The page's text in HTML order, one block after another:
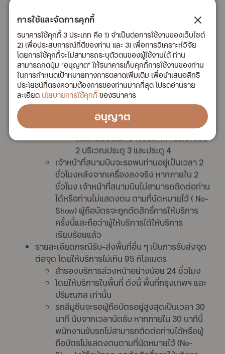
นครชัยศรี และ อำเภอพุทธมณฑล และ จ.
สมุทรสงคราม เท่านั้น
จุดนัดพบ
สนามบินดอนเมือง เที่ยวบินในประเทศ :
บริเวณ Airport information Counter
อาคาร 2 ชั้น G ประตู 11
สนามบินดอมเมือง เที่ยวบินระหว่าง
ประเทศ : บริเวณอาคาร 1 ชั้น G ประตู 5-
สนามบินสุวรรณภูมิ เที่ยวบินในประเทศ
และเที่ยวบินระหว่างประเทศ : บริเวณชั้น
2 บริเวณประตู 3 และประตู 4
เจ้าหน้าที่สนามบินจะรอพบท่านอยู่เป็นเวลา 2
ชั่วโมงหลังจากเครื่องลงจริง หากภายใน 2
ชั่วโมง เจ้าหน้าที่สนามบินไม่สามารถติดต่อท่าน
ได้หรือท่านไม่แสดงตน ตามที่นัดหมายไว้ ( No-
Show) ผู้ถือบัตรจะถูกตัดสิทธิ์การให้บริการ
ครั้งนี้และถือว่าผู้ให้บริการได้ให้บริการ
เรียบร้อยแล้ว
รายละเอียดกรณีรับ-ส่งพื้นที่อื่น ๆ เป็นการรับส่งจุด
ต่อจุด โดยให้บริการไม่เกิน 95 กิโลเมตร
สำรองบริการล่วงหน้าอย่างน้อย 24 ชั่วโมง
โดยให้บริการในพื้นที่ ดังนี้ พื้นที่กรุงเทพฯ และ
ปริมณฑล เท่านั้น
รถลีมูซีนจะรอผู้ถือบัตรอยู่สูงสุดเป็นเวลา 30
นาที นับจากเวลานัดรับ หากภายใน 30 นาทีนี้
พนักงานขับรถไม่สามารถติดต่อท่านได้หรือผู้
ถือบัตรไม่แสดงตนตามที่นัดหมายไว้ (No-
การใช้และจัดการคุกกี้
ธนาคารใช้คุกกี้ 3 ประเภท คือ 1) จำเป็นต่อการใช้งานของเว็บไซต์
2) เพื่อประสบการณ์ที่ดีของท่าน และ 3) เพื่อการวิเคราะห์วิจัย
โดยการใช้คุกกี้จะไม่สามารถระบุตัวตนของผู้ใช้งานได้ ท่าน
สามารถกดปุ่ม “อนุญาต” ให้ธนาคารเก็บคุกกี้การใช้งานของท่าน
ในการกำหนดเป้าหมายทางการตลาดเพิ่มเติม เพื่อนำเสนอสิทธิ
ประโยชน์ที่ตรงความต้องการของท่านมากที่สุด โปรดอ่านราย
ละเอียด นโยบายการใช้คุกกี้ ของธนาคาร
อนุญาต